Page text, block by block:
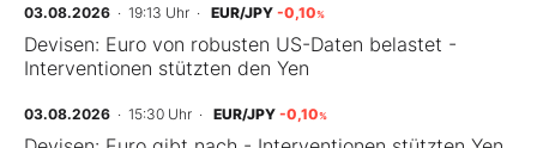
Kontakt
03.08.2026 · 19:13 Uhr · EUR/JPY -0,10%
Devisen: Euro von robusten US-Daten belastet -
Interventionen stützten den Yen
03.08.2026 · 15:30 Uhr · EUR/JPY -0,10%